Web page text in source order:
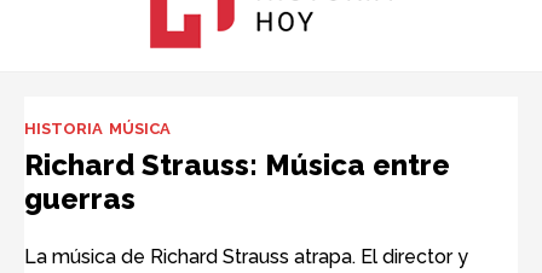
HISTORIA MÚSICA
Richard Strauss: Música entre
guerras
La música de Richard Strauss atrapa. El director y